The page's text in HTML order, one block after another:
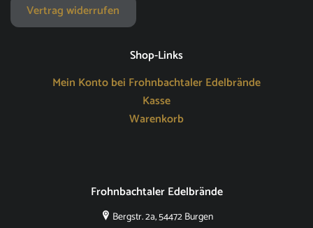
Vertrag widerrufen
Shop-Links
Mein Konto bei Frohnbachtaler Edelbrände
Kasse
Warenkorb
Frohnbachtaler Edelbrände
Bergstr. 2a, 54472 Burgen